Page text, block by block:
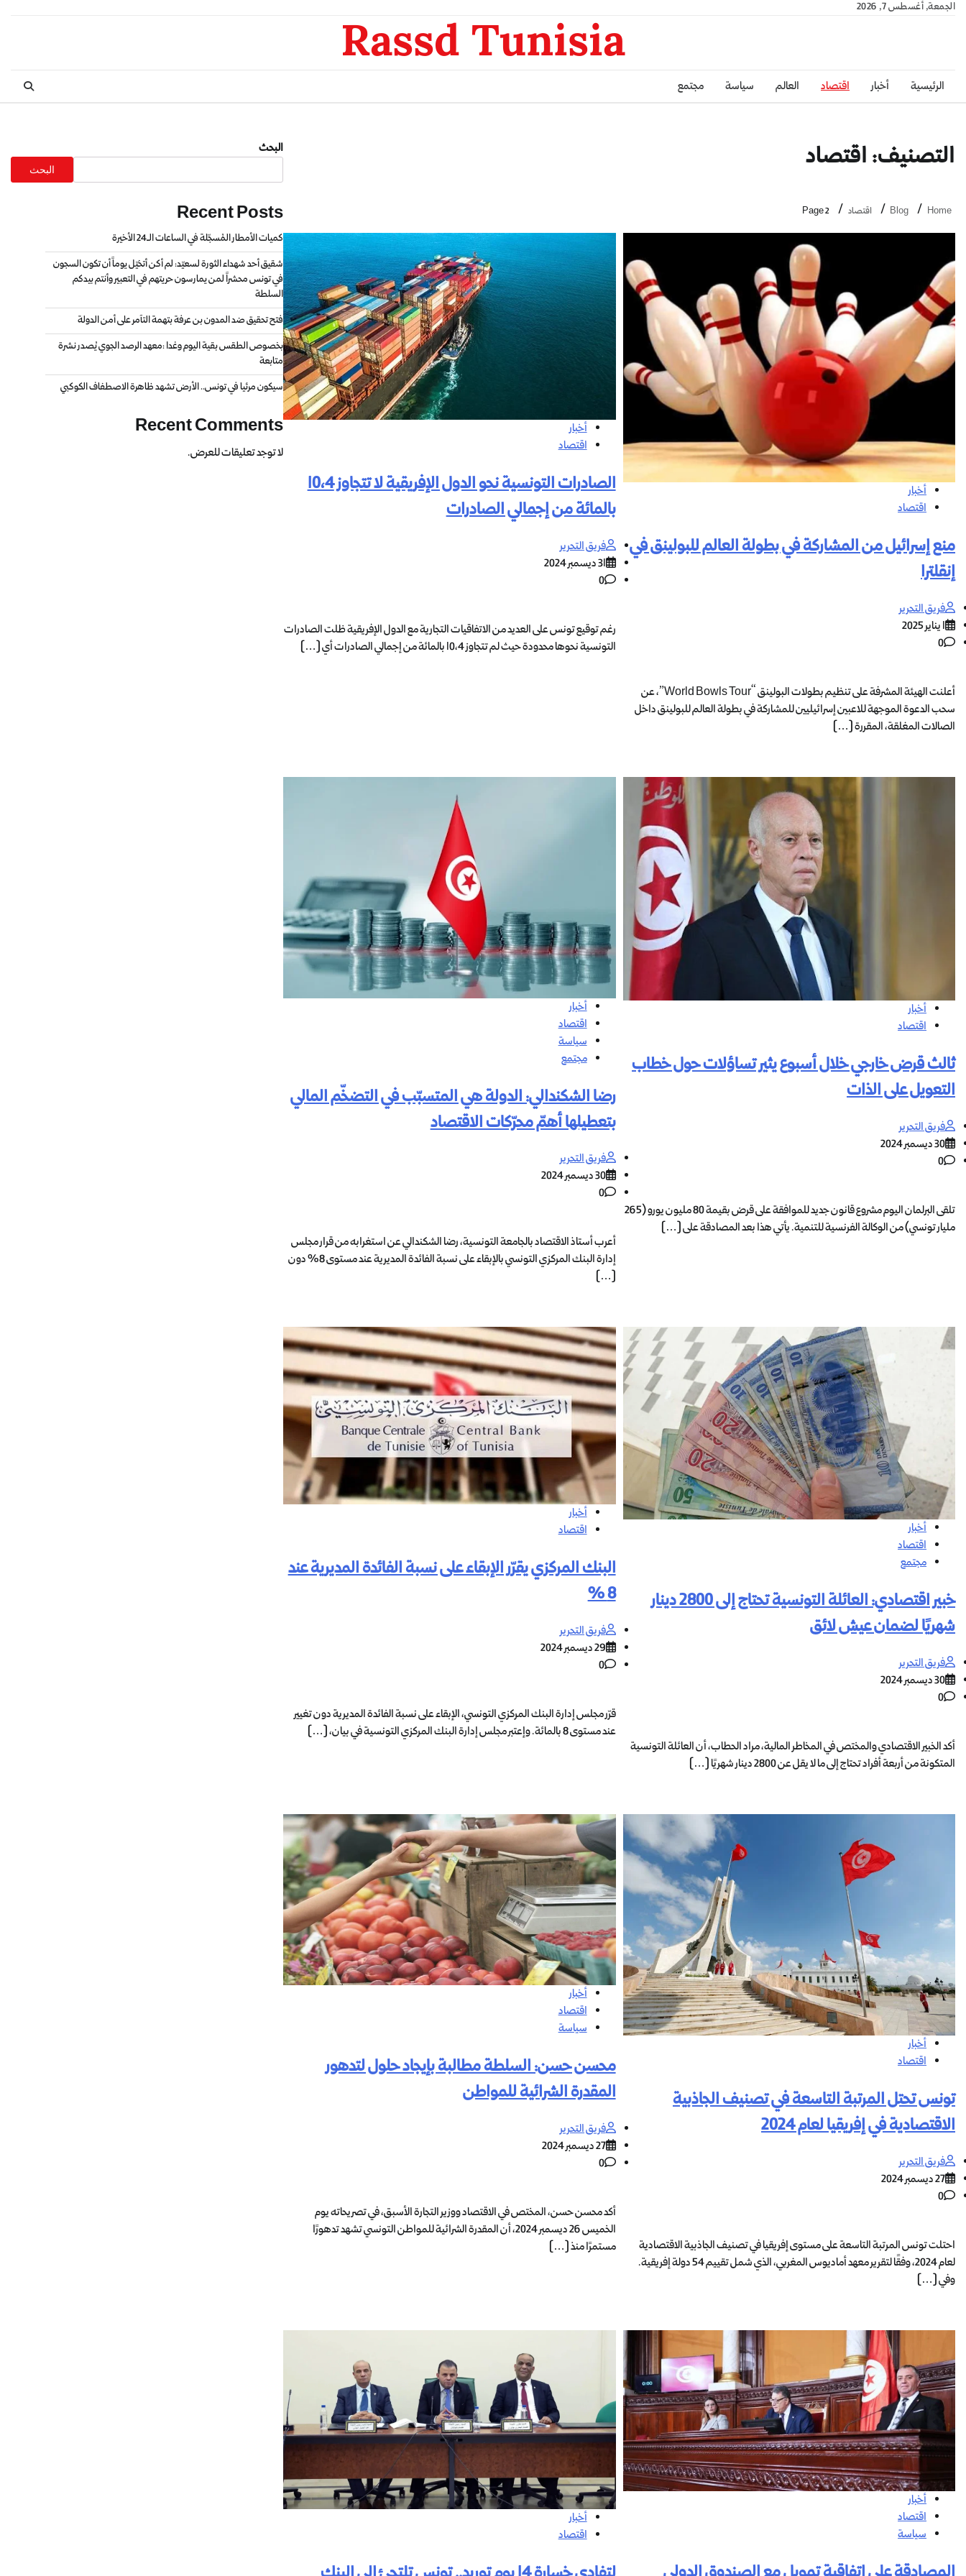
الجمعة, أغسطس 7, 2026
Rassd Tunisia
الرئيسية أخبار اقتصاد العالم سياسة مجتمع
التصنيف: اقتصاد
Home
Blog اقتصاد Page 2
أخبار
اقتصاد
منع إسرائيل من المشاركة في بطولة العالم للبولينق في
إنقلترا
فريق التحرير
1 يناير 2025
0
أعلنت الهيئة المشرفة على تنظيم بطولات البولينق “World Bowls Tour”، عن
سحب الدعوة الموجهة للاعبين إسرائيليين للمشاركة في بطولة العالم للبولينق داخل
الصالات المغلقة، المقررة […]
أخبار
اقتصاد
الصادرات التونسية نحو الدول الإفريقية لا تتجاوز 10،4
بالمائة من إجمالي الصادرات
فريق التحرير
31 ديسمبر 2024
0
رغم توقيع تونس على العديد من الاتفاقيات التجارية مع الدول الإفريقية ظلت الصادرات
التونسية نحوها محدودة حيث لم تتجاوز 10،4 بالمائة من إجمالي الصادرات أي […]
أخبار
اقتصاد
ثالث قرض خارجي خلال أسبوع يثير تساؤلات حول خطاب
التعويل على الذات
فريق التحرير
30 ديسمبر 2024
0
تلقى البرلمان اليوم مشروع قانون جديد للموافقة على قرض بقيمة 80 مليون يورو (265
مليار تونسي) من الوكالة الفرنسية للتنمية. يأتي هذا بعد المصادقة على […]
أخبار
اقتصاد
سياسة
مجتمع
رضا الشكندالي: الدولة هي المتسبّب في التضخّم المالي
بتعطيلها أهمّ محرّكات الاقتصاد
فريق التحرير
30 ديسمبر 2024
0
أعرب أستاذ الاقتصاد بالجامعة التونسية، رضا الشكندالي عن استغرابه من قرار مجلس
إدارة البنك المركزي التونسي بالإبقاء على نسبة الفائدة المديرية عند مستوى 8٪ دون
[…]
أخبار
اقتصاد
مجتمع
خبير اقتصادي: العائلة التونسية تحتاج إلى 2800 دينار
شهريًا لضمان عيش لائق
فريق التحرير
30 ديسمبر 2024
0
أكد الخبير الاقتصادي والمختص في المخاطر المالية، مراد الحطاب، أن العائلة التونسية
المتكونة من أربعة أفراد تحتاج إلى ما لا يقل عن 2800 دينار شهريًا […]
أخبار
اقتصاد
البنك المركزي يقرّر الإبقاء على نسبة الفائدة المديرية عند
8 %
فريق التحرير
29 ديسمبر 2024
0
قرّر مجلس إدارة البنك المركزي التونسي، الإبقاء على نسبة الفائدة المديرية دون تغيير
عند مستوى 8 بالمائة. وإعتبر مجلس إدارة البنك المركزي التونسية في بيان، […]
أخبار
اقتصاد
تونس تحتل المرتبة التاسعة في تصنيف الجاذبية
الاقتصادية في إفريقيا لعام 2024
فريق التحرير
27 ديسمبر 2024
0
احتلت تونس المرتبة التاسعة على مستوى إفريقيا في تصنيف الجاذبية الاقتصادية
لعام 2024، وفقًا لتقرير معهد أماديوس المغربي، الذي شمل تقييم 54 دولة إفريقية.
وفي […]
أخبار
اقتصاد
سياسة
محسن حسن: السلطة مطالبة بإيجاد حلول لتدهور
المقدرة الشرائية للمواطن
فريق التحرير
27 ديسمبر 2024
0
أكد محسن حسن، المختص في الاقتصاد ووزير التجارة الأسبق، في تصريحاته يوم
الخميس 26 ديسمبر 2024، أن المقدرة الشرائية للمواطن التونسي تشهد تدهورًا
مستمرًا منذ […]
أخبار
اقتصاد
سياسة
أخبار
اقتصاد
البحث
البحث
Recent Posts
كميات الأمطار المُسجّلة في الساعات الـ24 الأخيرة
شقيق أحد شهداء الثورة لسعيّد: لم أكن أتخيّل يوماً أن تكون السجون
في تونس محشراً لمن يمارسون حريتهم في التعبير وأنتم بيدكم
السلطة
فتح تحقيق ضد المدون بن عرفة بتهمة التآمر على أمن الدولة
بخصوص الطقس بقية اليوم وغدا :معهد الرصد الجوي يُصدر نشرة
متابعة
سيكون مرئيا في تونس.. الأرض تشهد ظاهرة الاصطفاف الكوكبي
Recent Comments
لا توجد تعليقات للعرض.